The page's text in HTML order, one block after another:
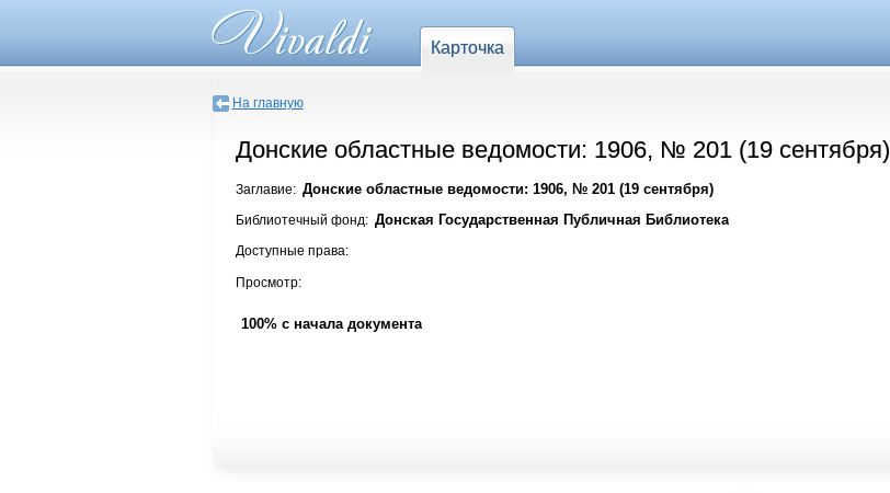
Карточка
На главную
Донские областные ведомости: 1906, № 201 (19 сентября)
Заглавие: Донские областные ведомости: 1906, № 201 (19 сентября)
Библиотечный фонд: Донская Государственная Публичная Библиотека
Доступные права:
Просмотр:
100% с начала документа